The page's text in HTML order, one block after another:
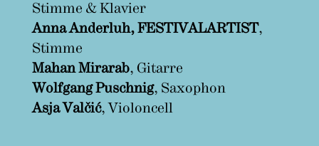
Stimme & Klavier
Anna Anderluh, FESTIVALARTIST,
Stimme
Mahan Mirarab, Gitarre
Wolfgang Puschnig, Saxophon
Asja Valčić, Violoncell